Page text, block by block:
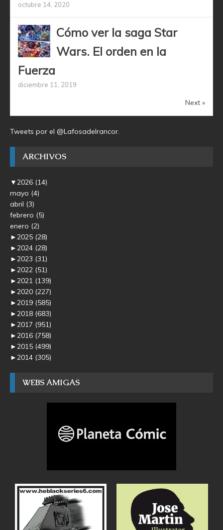
octubre 14, 2020
Cómo ver la saga Star
Wars. El orden en la
Fuerza
diciembre 11, 2019
Next »
Tweets por el @Lafosadelrancor.
ARCHIVOS
▼2026 (14)
mayo (4)
abril (3)
febrero (5)
enero (2)
►2025 (28)
►2024 (28)
►2023 (31)
►2022 (51)
►2021 (139)
►2020 (227)
►2019 (585)
►2018 (683)
►2017 (951)
►2016 (758)
►2015 (499)
►2014 (305)
WEBS AMIGAS